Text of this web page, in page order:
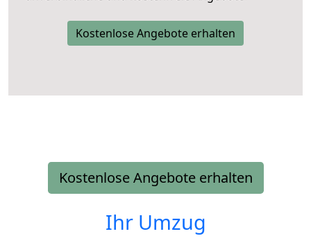
Kostenlose Angebote erhalten
Kostenlose Angebote erhalten
Ihr Umzug